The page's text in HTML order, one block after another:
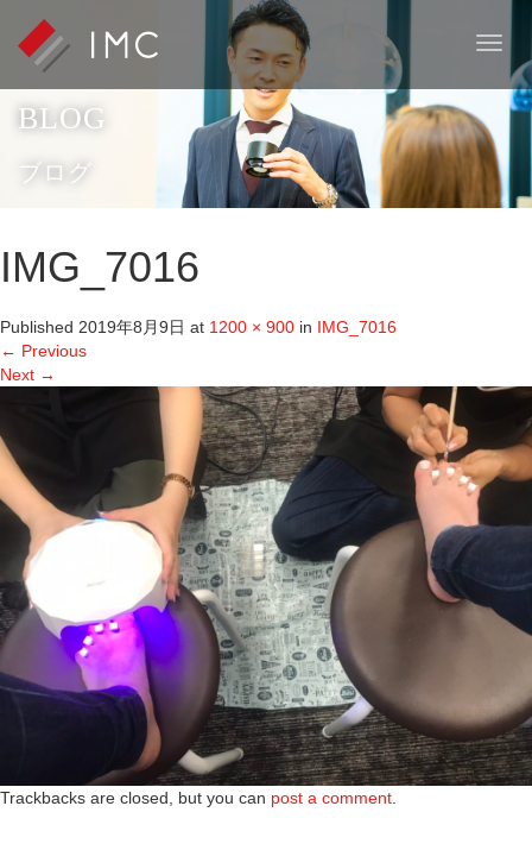
T
g
l
e
a
BLOG
ブログ
IMG_7016
Published 2019年8月9日 at 1200 × 900 in IMG_7016
← Previous
Next →
Trackbacks are closed, but you can post a comment